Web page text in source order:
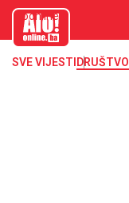
aloonline.b
SVE VIJESTI DRUŠTVO